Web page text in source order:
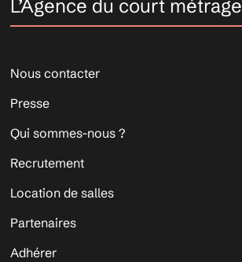
L’Agence du court métrage
Nous contacter
Presse
Qui sommes-nous ?
Recrutement
Location de salles
Partenaires
Adhérer